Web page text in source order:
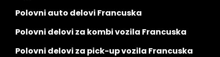
Polovni auto delovi Francuska
Polovni delovi za kombi vozila Francuska
Polovni delovi za pick-up vozila Francuska